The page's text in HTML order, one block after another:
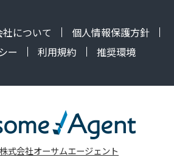
について
個人情報保護方針
ー
利用規約 推奨環境
式会社オーサムエージェント